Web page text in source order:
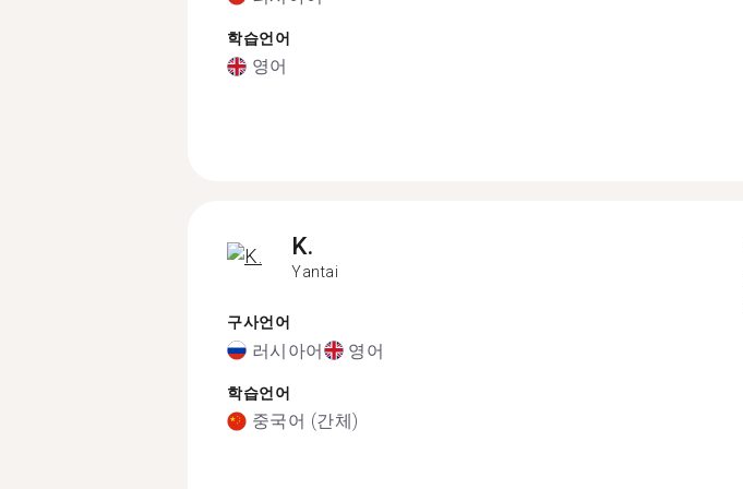
학습언어
영어
K.
Yantai
구사언어
러시아어 영어
학습언어
중국어 (간체)